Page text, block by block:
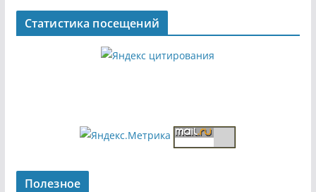
Статистика посещений
Полезное